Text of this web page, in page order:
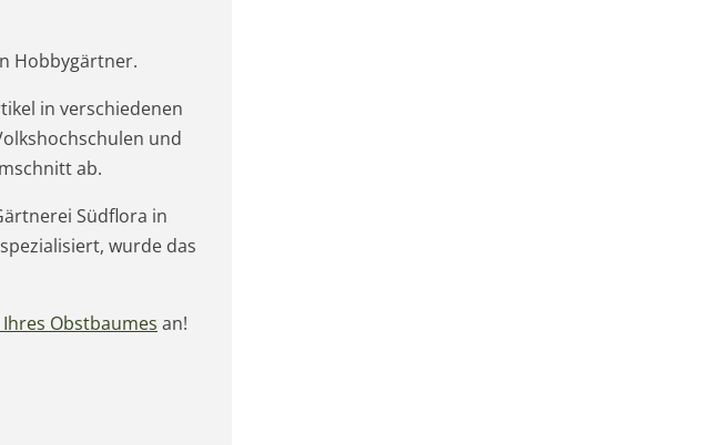
Hobbygärtner.
in verschiedenen
und
ab.
Südflora in
wurde das
Obstbaumes an!